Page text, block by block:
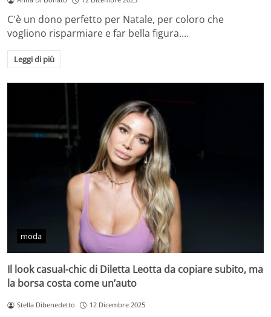
C'è un dono perfetto per Natale, per coloro che
vogliono risparmiare e far bella figura.…
Leggi di più
moda
Il look casual-chic di Diletta Leotta da copiare subito, ma
la borsa costa come un’auto
Stella Dibenedetto 12 Dicembre 2025